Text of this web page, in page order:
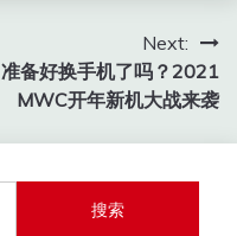
Next:
准备好换手机了吗？2021
MWC开年新机大战来袭